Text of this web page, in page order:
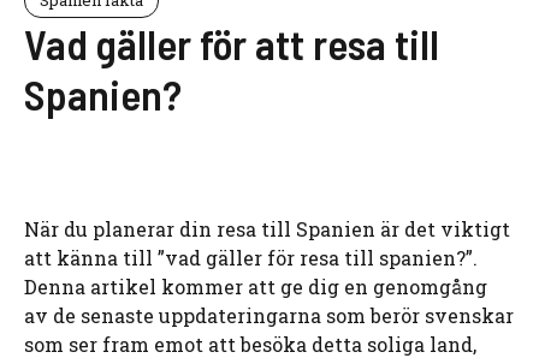
Vad gäller för att resa till
Spanien?
När du planerar din resa till Spanien är det viktigt
att känna till ”vad gäller för resa till spanien?”.
Denna artikel kommer att ge dig en genomgång
av de senaste uppdateringarna som berör svenskar
som ser fram emot att besöka detta soliga land,